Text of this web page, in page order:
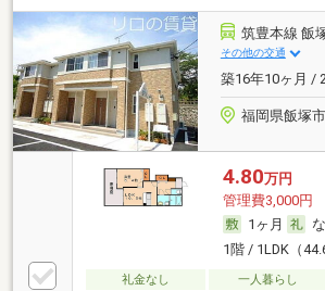
筑豊本線 飯
その他の交通
築16年10ヶ月 /
福岡県飯塚
4.80万円
管理費3,000円
1ヶ月
1階 / 1LDK（
礼金なし 一人暮らし